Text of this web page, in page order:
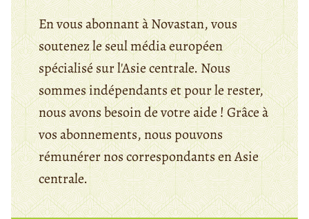
En vous abonnant à Novastan, vous
soutenez le seul média européen
spécialisé sur l'Asie centrale. Nous
sommes indépendants et pour le rester,
nous avons besoin de votre aide ! Grâce à
vos abonnements, nous pouvons
rémunérer nos correspondants en Asie
centrale.